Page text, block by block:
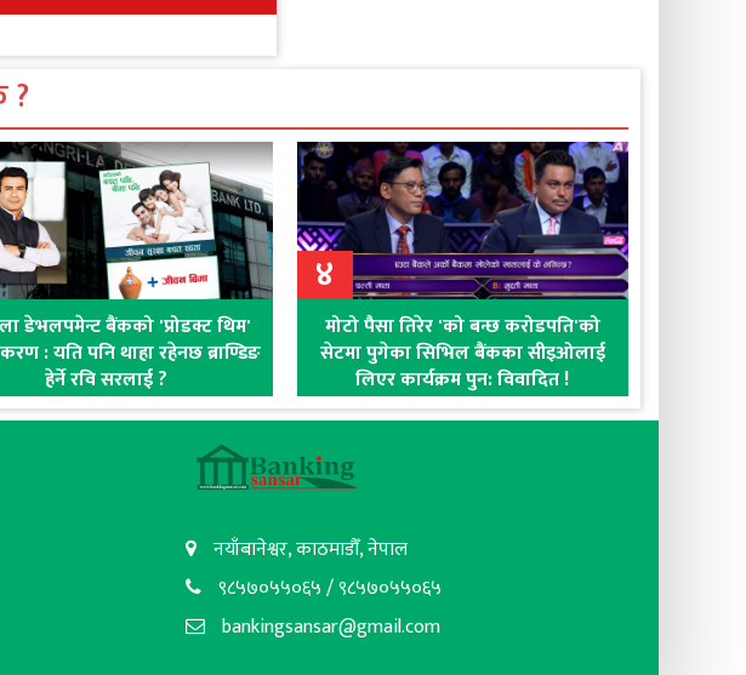
?
डेभलपमेन्ट बैंकको 'प्रोडक्ट थिम'
: यति पनि थाहा रहेनछ ब्राण्डिङ
हेर्ने रवि सरलाई ?
४
मोटो पैसा तिरेर 'को बन्छ करोडपति'को
सेटमा पुगेका सिभिल बैंकका सीइओलाई
लिएर कार्यक्रम पुन: विवादित !
नयाँबानेश्वर, काठमाडौँ, नेपाल
९८५७०५५०६५ / ९८५७०५५०६५
bankingsansar@gmail.com